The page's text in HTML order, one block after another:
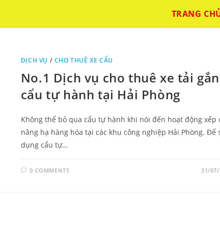
TRANG
DỊCH VỤ / CHO THUÊ XE CẨU
No.1 Dịch vụ cho thuê xe tải gắn
cẩu tự hành tại Hải Phòng
Không thể bỏ qua cẩu tự hành khi nói đến hoạt động xếp
nâng hạ hàng hóa tại các khu công nghiệp Hải Phòng. Để
dụng cẩu tự…
0 COMMENTS 31/07/